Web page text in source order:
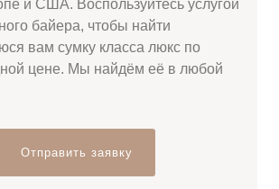
и США. Воспользуйтесь услугой
байера, чтобы найти
вам сумку класса люкс по
цене. Мы найдём её в любой
Отправить заявку